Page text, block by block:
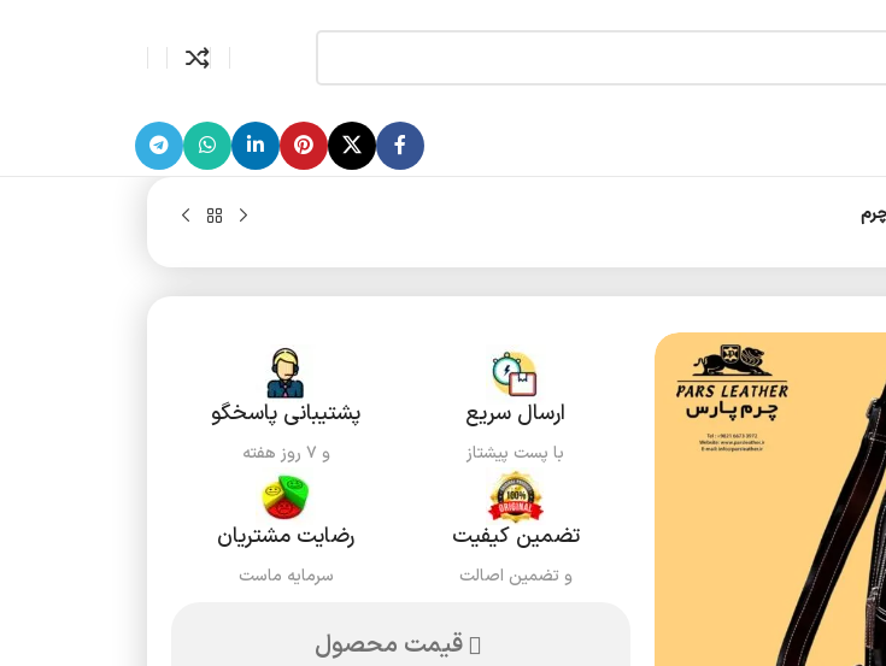
ارسال سریع
با پست پیشتاز
پشتیبانی پاسخگو
و ۷ روز هفته
تضمین کیفیت
و تضمین اصالت
رضایت مشتریان
سرمایه ماست
قیمت محصول